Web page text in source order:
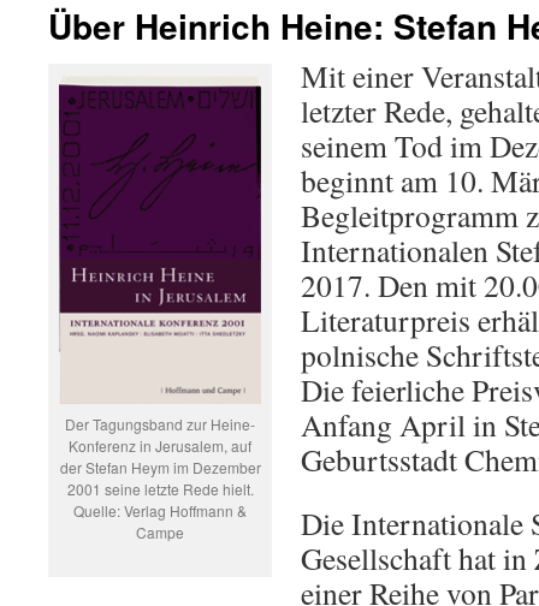
Über Heinrich Heine: Stefan
Der Tagungsband zur Heine-
Konferenz in Jerusalem, auf
der Stefan Heym im Dezember
2001 seine letzte Rede hielt.
Quelle: Verlag Hoffmann &
Campe
Mit einer
letzter Rede,
seinem Tod im
beginnt am 10.
Begleitprogramm
Internationalen
2017. Den mit
Literaturpreis
polnische
Die feierliche
Anfang April in
Geburtsstadt
Die Internationale
Gesellschaft hat
einer Reihe von